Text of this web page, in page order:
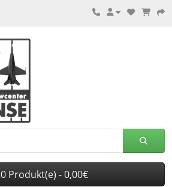
0 Produkt(e) - 0,00€